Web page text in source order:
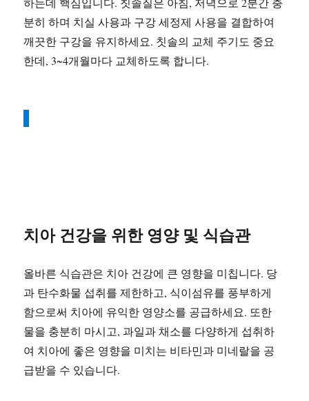
분히 하며 치실 사용과 구강 세정제 사용을 결합하여
깨끗한 구강을 유지하세요. 칫솔의 교체 주기도 중요
한데, 3~4개월마다 교체하도록 합니다.
치아 건강을 위한 영양 및 식습관
올바른 식습관은 치아 건강에 큰 영향을 미칩니다. 당
과 탄수화물 섭취를 제한하고, 식이섬유를 풍부하게
함으로써 치아에 유익한 영양소를 공급하세요. 또한
물을 충분히 마시고, 과일과 채소를 다양하게 섭취하
여 치아에 좋은 영향을 미치는 비타민과 미네랄을 공
급받을 수 있습니다.